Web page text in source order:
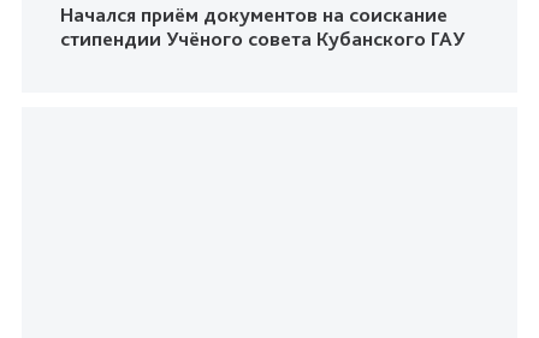
Начался приём документов на соискание
стипендии Учёного совета Кубанского ГАУ